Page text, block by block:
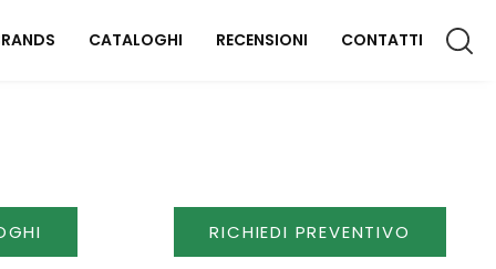
CATALOGHI RECENSIONI CONTATTI
RICHIEDI PREVENTIVO